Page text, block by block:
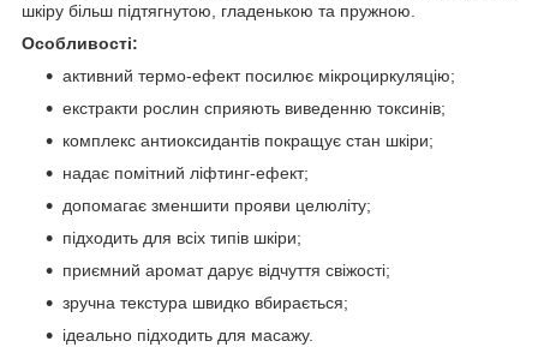
шкіру більш підтягнутою, гладенькою та пружною.
Особливості:
активний термо-ефект посилює мікроциркуляцію;
екстракти рослин сприяють виведенню токсинів;
комплекс антиоксидантів покращує стан шкіри;
надає помітний ліфтинг-ефект;
допомагає зменшити прояви целюліту;
підходить для всіх типів шкіри;
приємний аромат дарує відчуття свіжості;
зручна текстура швидко вбирається;
ідеально підходить для масажу.